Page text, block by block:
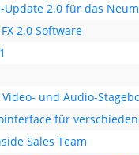
Update 2.0 für das
2.0 Software
und Audio-
für
Sales Team